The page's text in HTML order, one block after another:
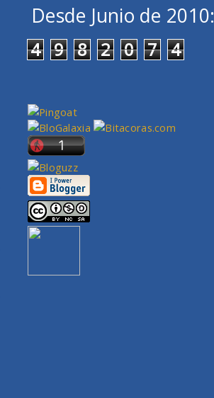
Desde Junio de 2010:
4 9 8 2 0 7 4